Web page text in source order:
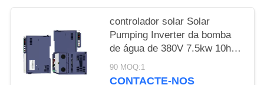
controlador solar Solar
Pumping Inverter da bomba
de água de 380V 7.5kw 10hp
MPPT
90 MOQ:1
CONTACTE-NOS